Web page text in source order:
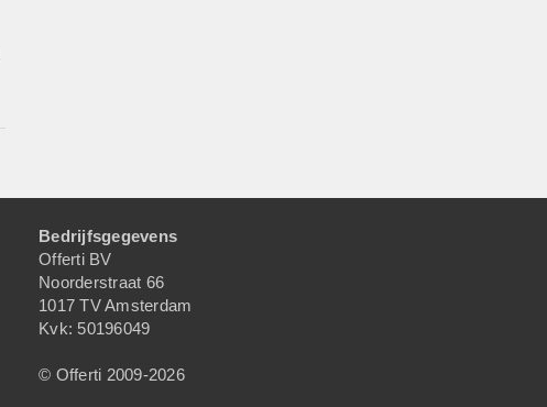
Bedrijfsgegevens
Offerti BV
Noorderstraat 66
1017 TV Amsterdam
Kvk: 50196049
© Offerti 2009-2026